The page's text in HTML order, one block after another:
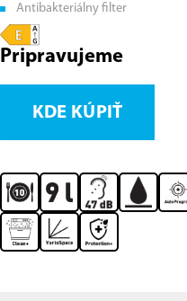
Antibakteriálny filter
Pripravujeme
KDE KÚPIŤ